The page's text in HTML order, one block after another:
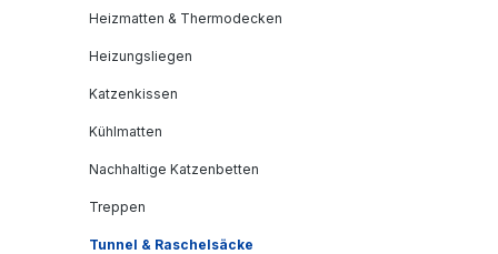
Heizmatten & Thermodecken
Heizungsliegen
Katzenkissen
Kühlmatten
Nachhaltige Katzenbetten
Treppen
Tunnel & Raschelsäcke